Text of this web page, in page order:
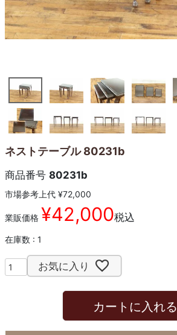
ネストテーブル 80231b
商品番号 80231b
市場参考上代 ¥72,000
業販価格 ¥42,000税込
在庫数 1
お気に入り
カートに入れる